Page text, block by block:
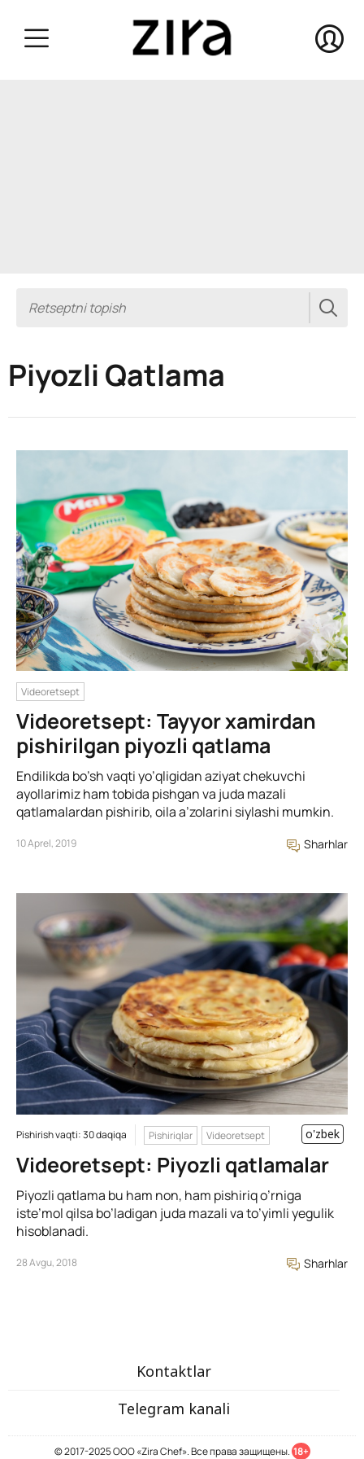
Piyozli Qatlama
Videoretsept
Videoretsept: Tayyor xamirdan
pishirilgan piyozli qatlama
Endilikda bo’sh vaqti yo’qligidan aziyat chekuvchi
ayollarimiz ham tobida pishgan va juda mazali
qatlamalardan pishirib, oila a’zolarini siylashi mumkin.
10 Aprel, 2019 Sharhlar
Pishirish vaqti: 30 daqiqa Pishiriqlar Videoretsept o'zbek
Videoretsept: Piyozli qatlamalar
Piyozli qatlama bu ham non, ham pishiriq o’rniga
iste’mol qilsa bo’ladigan juda mazali va to’yimli yegulik
hisoblanadi.
28 Avgu, 2018 Sharhlar
Kontaktlar
Telegram kanali
© 2017-2025 ООО «Zira Chef». Все права защищены. 18+